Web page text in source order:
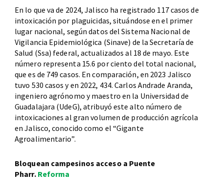
En lo que va de 2024, Jalisco ha registrado 117 casos de
intoxicación por plaguicidas, situándose en el primer
lugar nacional, según datos del Sistema Nacional de
Vigilancia Epidemiológica (Sinave) de la Secretaría de
Salud (Ssa) federal, actualizados al 18 de mayo. Este
número representa 15.6 por ciento del total nacional,
que es de 749 casos. En comparación, en 2023 Jalisco
tuvo 530 casos y en 2022, 434. Carlos Andrade Aranda,
ingeniero agrónomo y maestro en la Universidad de
Guadalajara (UdeG), atribuyó este alto número de
intoxicaciones al gran volumen de producción agrícola
en Jalisco, conocido como el “Gigante
Agroalimentario”.
Bloquean campesinos acceso a Puente
Pharr. Reforma